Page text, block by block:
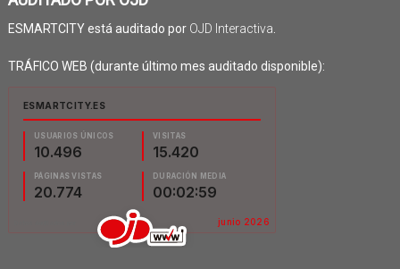
ESMARTCITY está auditado por OJD Interactiva.
TRÁFICO WEB (durante último mes auditado disponible):